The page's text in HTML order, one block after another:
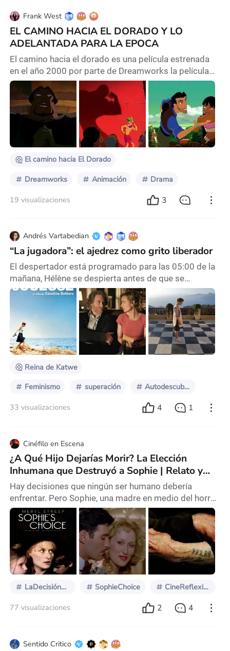
Frank West
EL CAMINO HACIA EL DORADO Y LO
ADELANTADA PARA LA EPOCA
El camino hacia el dorado es una película estrenada
en el año 2000 por parte de Dreamworks la película
transcurre en España en época del siglo XVI donde la
conquista de España a américa era lo cotidiano, aca
conocemos a los protagonistas llamados, Tulio y
Miguel interpretados por Kevin Kline y Kenneth
Branagh dos españoles que se encontraban jugando a
los dados apostando dinero y en una de esas lo
El camino hacia El Dorado
Dreamworks Animación Drama
19 visualizaciones 3
Andrés Vartabedian
“La jugadora”: el ajedrez como grito liberador
El despertador está programado para las 05:00 de la
mañana, Hélène se despierta antes de que se
encienda y suspende su ejecución. Su marido duerme,
Hélène logra no interrumpir su sueño. No es un hecho
excepcional, es parte de su rutina. Como también lo
es atender cómo está durmiendo su hija adolescente
y apagar la música que ha dejado encendida.
Desayuna brevemente, toma su bicicleta y sale a trab
Reina de Katwe
Feminismo superación Autodescubrimiento
33 visualizaciones 4 1
Cinéfilo en Escena
¿A Qué Hijo Dejarías Morir? La Elección
Inhumana que Destruyó a Sophie | Relato y
Análisis Psicológico
Hay decisiones que ningún ser humano debería
enfrentar. Pero Sophie, una madre en medio del horror
nazi, tuvo que hacerlo. Y su elección la condenó más
allá del campo de concentración. La Decisión de
Sophie no es solo una película. Es una herida abierta
en la conciencia de quien la ve. Un retrato del trauma,
la culpa y la imposible redención. El relato: un pasado
que no se puede enterrar Sophie Za
LaDecisiónDeSophie SophieChoice CineReflexivo
77 visualizaciones 2 4
Sentido Critico